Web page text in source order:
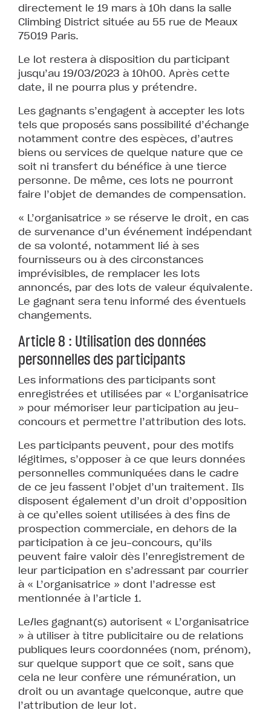
directement le 19 mars à 10h dans la salle
Climbing District située au 55 rue de Meaux
75019 Paris.
Le lot restera à disposition du participant
jusqu’au 19/03/2023 à 10h00. Après cette
date, il ne pourra plus y prétendre.
Les gagnants s’engagent à accepter les lots
tels que proposés sans possibilité d’échange
notamment contre des espèces, d’autres
biens ou services de quelque nature que ce
soit ni transfert du bénéfice à une tierce
personne. De même, ces lots ne pourront
faire l’objet de demandes de compensation.
« L’organisatrice » se réserve le droit, en cas
de survenance d’un événement indépendant
de sa volonté, notamment lié à ses
fournisseurs ou à des circonstances
imprévisibles, de remplacer les lots
annoncés, par des lots de valeur équivalente.
Le gagnant sera tenu informé des éventuels
changements.
Article 8 : Utilisation des données
personnelles des participants
Les informations des participants sont
enregistrées et utilisées par « L’organisatrice
» pour mémoriser leur participation au jeu-
concours et permettre l’attribution des lots.
Les participants peuvent, pour des motifs
légitimes, s’opposer à ce que leurs données
personnelles communiquées dans le cadre
de ce jeu fassent l’objet d’un traitement. Ils
disposent également d’un droit d’opposition
à ce qu’elles soient utilisées à des fins de
prospection commerciale, en dehors de la
participation à ce jeu-concours, qu’ils
peuvent faire valoir dès l’enregistrement de
leur participation en s’adressant par courrier
à « L’organisatrice » dont l’adresse est
mentionnée à l’article 1.
Le/les gagnant(s) autorisent « L’organisatrice
» à utiliser à titre publicitaire ou de relations
publiques leurs coordonnées (nom, prénom),
sur quelque support que ce soit, sans que
cela ne leur confère une rémunération, un
droit ou un avantage quelconque, autre que
l’attribution de leur lot.